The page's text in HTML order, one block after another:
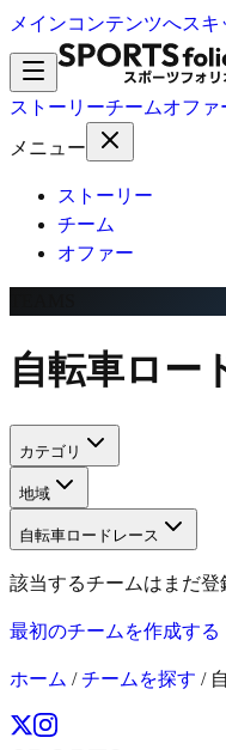
メインコンテンツへスキ
ストーリーチームオファ
メニュー
ストーリー
チーム
オファー
自転車ロー
カテゴリ
地域
自転車ロードレース
該当するチームはまだ
最初のチームを作成する
ホーム /チームを探す /